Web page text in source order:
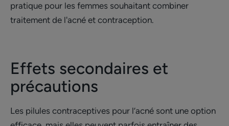
pratique pour les femmes souhaitant combiner
traitement de l'acné et contraception.
Effets secondaires et
précautions
Les pilules contraceptives pour l’acné sont une option